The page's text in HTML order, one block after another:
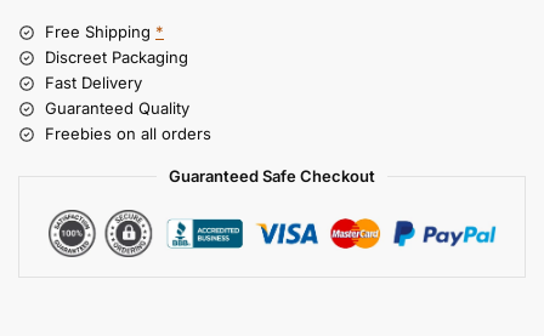
Free Shipping *
Discreet Packaging
Fast Delivery
Guaranteed Quality
Freebies on all orders
Guaranteed Safe Checkout